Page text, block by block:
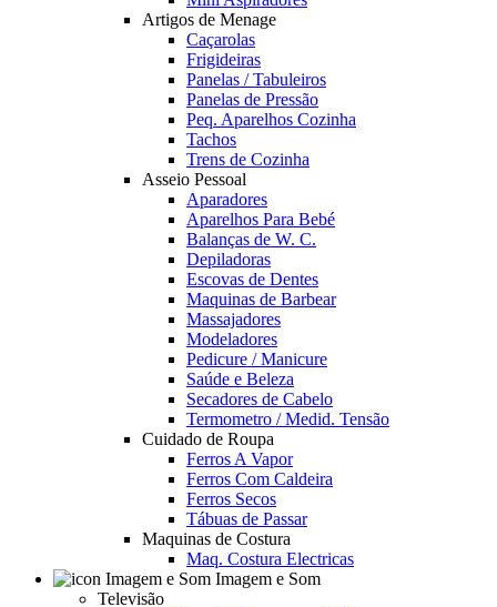
Artigos de Menage
Caçarolas
Frigideiras
Panelas / Tabuleiros
Panelas de Pressão
Peq. Aparelhos Cozinha
Tachos
Trens de Cozinha
Asseio Pessoal
Aparadores
Aparelhos Para Bebé
Balanças de W. C.
Depiladoras
Escovas de Dentes
Maquinas de Barbear
Massajadores
Modeladores
Pedicure / Manicure
Saúde e Beleza
Secadores de Cabelo
Termometro / Medid. Tensão
Cuidado de Roupa
Ferros A Vapor
Ferros Com Caldeira
Ferros Secos
Tábuas de Passar
Maquinas de Costura
Maq. Costura Electricas
Imagem e Som
Televisão